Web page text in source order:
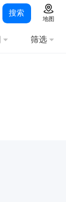
搜索
地图
筛选